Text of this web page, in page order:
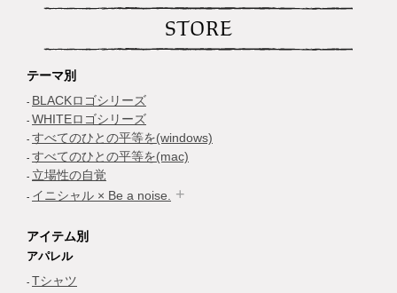
STORE
テーマ別
BLACKロゴシリーズ
WHITEロゴシリーズ
すべてのひとの平等を(windows)
すべてのひとの平等を(mac)
立場性の自覚
イニシャル × Be a noise.
アイテム別
アパレル
Tシャツ